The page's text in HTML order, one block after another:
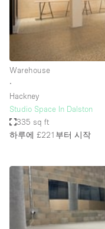
Heating
Kitchen
Large Door Entrance
Lighting
Liquor Licence
Multiple Rooms
Office Equipment
Private Parking
Warehouse
∙
Hackney
Studio Space In Dalston
335 sq ft
하루에 £221 부터 시작